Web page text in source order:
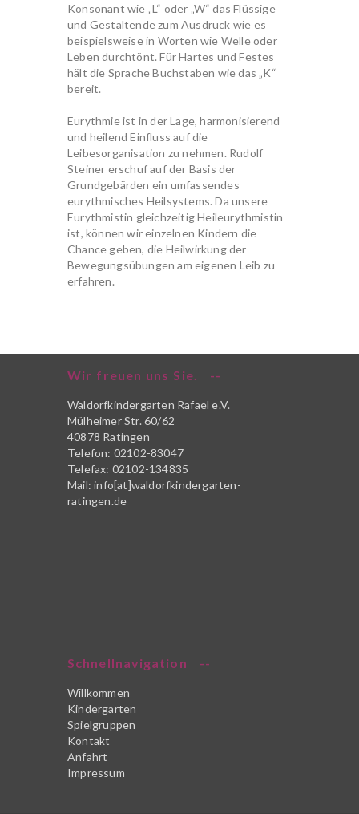
Konsonant wie „L“ oder „W“ das Flüssige
und Gestaltende zum Ausdruck wie es
beispielsweise in Worten wie Welle oder
Leben durchtönt. Für Hartes und Festes
hält die Sprache Buchstaben wie das „K“
bereit.
Eurythmie ist in der Lage, harmonisierend
und heilend Einfluss auf die
Leibesorganisation zu nehmen. Rudolf
Steiner erschuf auf der Basis der
Grundgebärden ein umfassendes
eurythmisches Heilsystems. Da unsere
Eurythmistin gleichzeitig Heileurythmistin
ist, können wir einzelnen Kindern die
Chance geben, die Heilwirkung der
Bewegungsübungen am eigenen Leib zu
erfahren.
Wir freuen uns Sie.
Waldorfkindergarten Rafael e.V.
Mülheimer Str. 60/62
40878 Ratingen
Telefon: 02102-83047
Telefax: 02102-134835
Mail: info[at]waldorfkindergarten-
ratingen.de
Schnellnavigation
Willkommen
Kindergarten
Spielgruppen
Kontakt
Anfahrt
Impressum